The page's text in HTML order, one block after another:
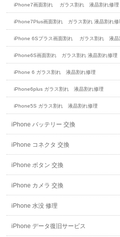
iPhone7画面割れ ガラス割れ 液晶割れ修理
iPhone7Plus画面割れ ガラス割れ 液晶割れ修
iPhone 6Sプラス画面割れ ガラス割れ 液晶
iPhone6S画面割れ ガラス割れ 液晶割れ修理
iPhone 6 ガラス割れ 液晶割れ修理
iPhone6plus ガラス割れ 液晶割れ修理
iPhone5S ガラス割れ 液晶割れ修理
iPhone バッテリー 交換
iPhone コネクタ 交換
iPhone ボタン 交換
iPhone カメラ 交換
iPhone 水没 修理
iPhone データ復旧サービス